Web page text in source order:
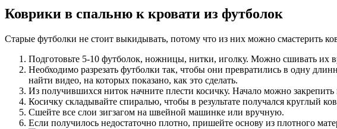
Коврики в спальню к кровати из футболок
Старые футболки не стоит выкидывать, потому что из них можно смастерить
Подготовьте 5-10 футболок, ножницы, нитки, иголку. Можно сшивать
Необходимо разрезать футболки так, чтобы они превратились в одну
найти видео, на которых показано, как это сделать.
Из получившихся ниток начните плести косичку. Начало можно
Косичку складывайте спиралью, чтобы в результате получался круглый
Сшейте все слои зигзагом на швейной машинке или вручную.
Если получилось недостаточно плотно, пришейте основу из плотного